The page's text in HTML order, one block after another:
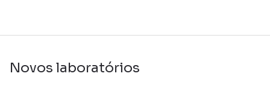
Novos laboratórios